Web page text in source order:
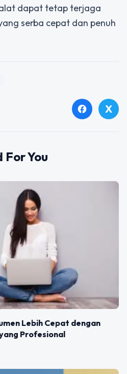
dapat tetap terjaga
serba cepat dan penuh
facebook X
For You
Lebih Cepat dengan
Profesional